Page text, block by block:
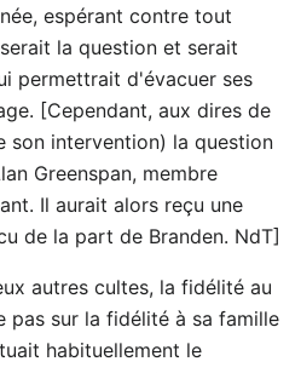
espérant contre tout
la question et serait
permettrait d'évacuer ses
[Cependant, aux dires de
son intervention) la question
Greenspan, membre
Il aurait alors reçu une
de la part de Branden. NdT]
autres cultes, la fidélité au
pas sur la fidélité à sa famille
habituellement le